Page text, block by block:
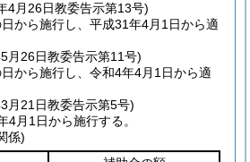
4月26日教委告示第13号)
から施行し、平成31年4月1日から適
月26日教委告示第11号)
から施行し、令和4年4月1日から適
月21日教委告示第5号)
4月1日から施行する。
係)